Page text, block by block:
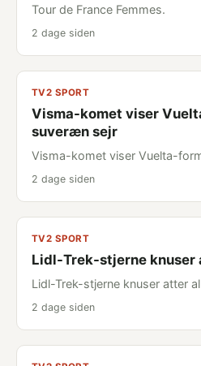
Tour de France Femmes.
2 dage siden
TV2 SPORT
Visma-komet viser
suveræn sejr
Visma-komet viser Vuelta-
2 dage siden
TV2 SPORT
Lidl-Trek-stjerne knuser
Lidl-Trek-stjerne knuser atter
2 dage siden